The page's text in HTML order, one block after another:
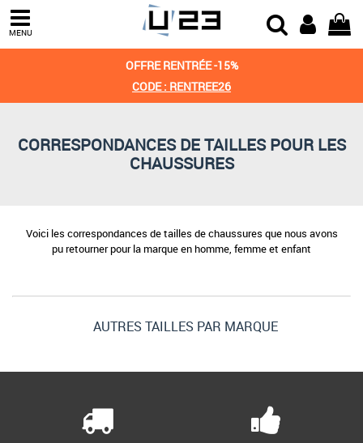
MENU
OFFRE RENTRÉE -15%
CODE : RENTREE26
CORRESPONDANCES DE TAILLES POUR LES
CHAUSSURES
AUTRES TAILLES PAR MARQUE
Voici les correspondances de tailles de chaussures que nous avons
pu retourner pour la marque en homme, femme et enfant